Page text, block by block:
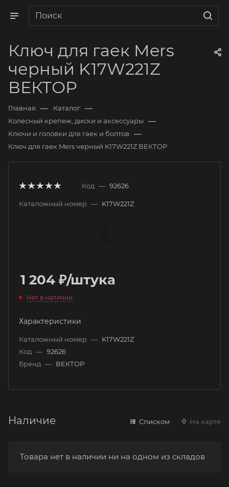
Ключ для гаек Mers
черный K17W221Z
ВЕКТОР
Главная — Каталог —
Колесный крепеж, диски и аксессуары —
Ключи и головки для гаек и болтов —
Ключ для гаек Mers черный K17W221Z ВЕКТОР
Код — 92626
Каталожный номер — K17W221Z
1 204 ₽/штука
Нет в наличии
Характеристики
Каталожный номер — K17W221Z
Код — 92626
Бренд — ВЕКТОР
Наличие Списком На карте
Товара нет в наличии ни на одном из складов